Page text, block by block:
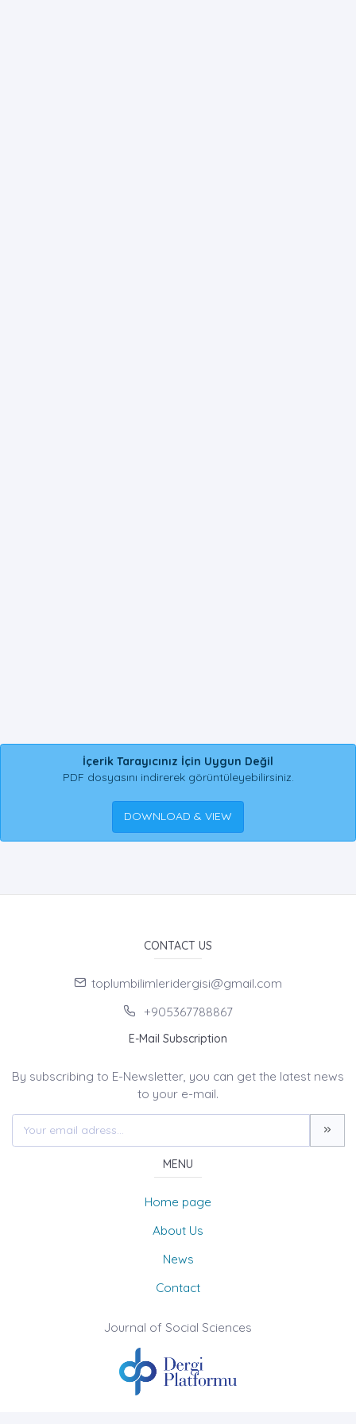
İçerik Tarayıcınız İçin Uygun Değil
PDF dosyasını indirerek görüntüleyebilirsiniz.
DOWNLOAD & VIEW
CONTACT US
toplumbilimleridergisi@gmail.com
+905367788867
E-Mail Subscription
By subscribing to E-Newsletter, you can get the latest news
to your e-mail.
MENU
Home page
About Us
News
Contact
Journal of Social Sciences